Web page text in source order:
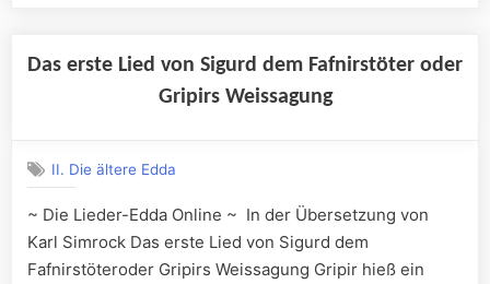
Das erste Lied von Sigurd dem Fafnirstöter oder
Gripirs Weissagung
II. Die ältere Edda
~ Die Lieder-Edda Online ~ In der Übersetzung von
Karl Simrock Das erste Lied von Sigurd dem
Fafnirstöteroder Gripirs Weissagung Gripir hieß ein